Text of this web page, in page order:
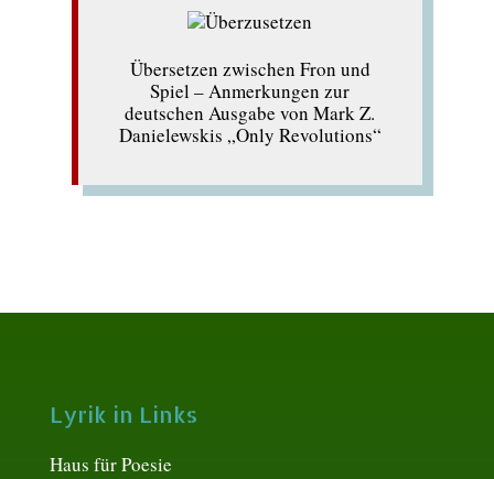
Übersetzen zwischen Fron und
Spiel – Anmerkungen zur
deutschen Ausgabe von Mark Z.
Danielewskis „Only Revolutions“
Lyrik in Links
Haus für Poesie